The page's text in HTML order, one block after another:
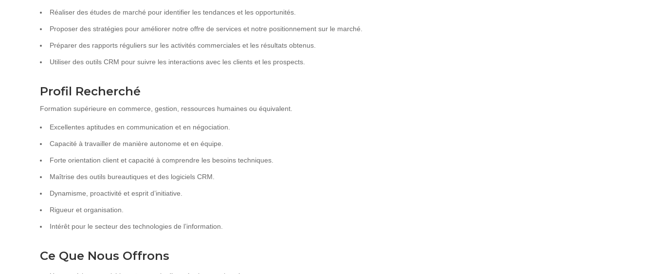
Réaliser des études de marché pour identifier les tendances et les opportunités.
Proposer des stratégies pour améliorer notre offre de services et notre positionnement sur le marché.
Préparer des rapports réguliers sur les activités commerciales et les résultats obtenus.
Utiliser des outils CRM pour suivre les interactions avec les clients et les prospects.
Profil Recherché
Formation supérieure en commerce, gestion, ressources humaines ou équivalent.
Excellentes aptitudes en communication et en négociation.
Capacité à travailler de manière autonome et en équipe.
Forte orientation client et capacité à comprendre les besoins techniques.
Maîtrise des outils bureautiques et des logiciels CRM.
Dynamisme, proactivité et esprit d’initiative.
Rigueur et organisation.
Intérêt pour le secteur des technologies de l’information.
Ce Que Nous Offrons